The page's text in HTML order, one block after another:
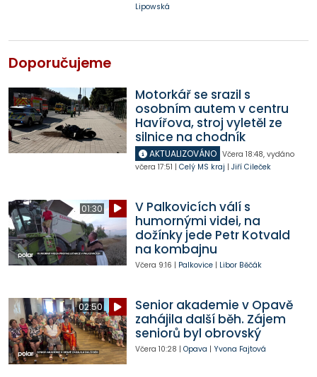
Lipowská
Doporučujeme
Motorkář se srazil s
osobním autem v centru
Havířova, stroj vyletěl ze
silnice na chodník
AKTUALIZOVÁNO Včera 18:48, vydáno
včera 17:51 | Celý MS kraj | Jiří Cileček
01:30
V Palkovicích válí s
humornými videi, na
dožínky jede Petr Kotvald
na kombajnu
Včera 9:16 | Palkovice| Libor Běčák
02:50
Senior akademie v Opavě
zahájila další běh. Zájem
seniorů byl obrovský
Včera 10:28 | Opava | Yvona Fajtová